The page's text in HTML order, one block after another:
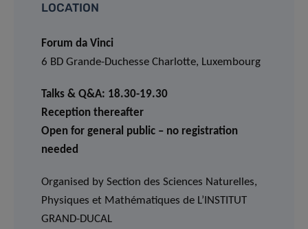
LOCATION
Forum da Vinci
6 BD Grande-Duchesse Charlotte, Luxembourg
Talks & Q&A: 18.30-19.30
Reception thereafter
Open for general public – no registration
needed
Organised by Section des Sciences Naturelles,
Physiques et Mathématiques de L’INSTITUT
GRAND-DUCAL